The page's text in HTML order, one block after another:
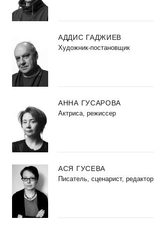
АДДИС ГАДЖИЕВ
Художник-постановщик
АННА ГУСАРОВА
Актриса, режиссер
АСЯ ГУСЕВА
Писатель, сценарист, редактор